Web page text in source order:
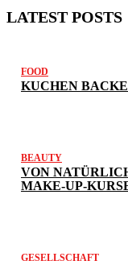
LATEST POSTS
FOOD
KUCHEN
BEAUTY
VON
MAKE-UP-
GESELLSCHAFT